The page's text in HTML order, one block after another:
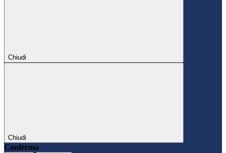
Chiudi
Chiudi
Conferma